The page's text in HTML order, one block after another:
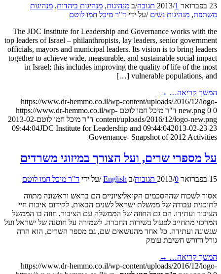
23 בפברואר 2013 /1 תגובה /ב מנהיגות, מנהיגות ביהדות, מנהיגות
משתפת, מנהיגות נשים /על ידי ד"ר מיכל חמו לוטם
The JDC Institute for Leadership and Governance works with the
top leaders of Israel – philanthropists, lay leaders, senior government
officials, mayors and municipal leaders. Its vision is to bring leaders
together to achieve wide, measurable, and sustainable social impact
in Israel; this includes improving the quality of life of the most
vulnerable populations, and […]
המשך קריאה… →
https://www.dr-hemmo.co.il/wp-content/uploads/2016/12/logo-
new.png 0 0 ד"ר מיכל חמו לוטם https://www.dr-hemmo.co.il/wp-
content/uploads/2016/12/logo-new.png ד"ר מיכל חמו לוטם2013-02-
23 09:44:04
2013-02-23 09:44:04
JDC Institute for Leadership and
Governance- Snapshot of 2012 Activities
על מספרי שרים, ועל הצורך במיזוגי משרדים
15 בפברואר 2013 /0 תגובות /ב English
/על ידי ד"ר מיכל חמו לוטם
אסור לשכוח שההסכמים הקואליציוניים הם בראש וראשונה מתווה
לתוכנית עבודה של ממשלת ישראל לשנים הבאות, לקידום איכות חיי
הציבור ועתידו. הם גם החוזה של הממשלה עם הציבור, חוזה בו הממשל
המרכזי מתחייב לפעול בשירות החברה. לשמירה על חוסנה של ישראל ועל
שגשוגה ועתידה. כל אחד מהנושאים שם, גם מספר השרים, הוא הרה
גורל ודורש חשיבת עומק
המשך קריאה… →
https://www.dr-hemmo.co.il/wp-content/uploads/2016/12/logo-